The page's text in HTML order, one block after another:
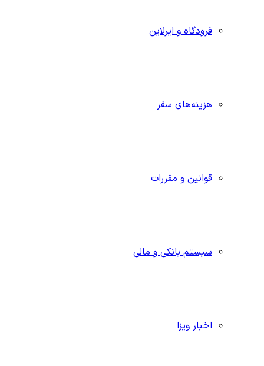
فرودگاه و ایرلاین
هزینه‌های سفر
قوانین و مقررات
سیستم بانکی و مالی
اخبار ویزا